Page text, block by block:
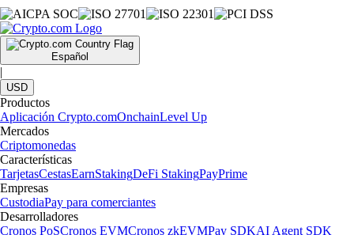
Español
|
USD
Productos
Aplicación Crypto.comOnchainLevel Up
Mercados
Criptomonedas
Características
TarjetasCestasEarnStakingDeFi StakingPayPrime
Empresas
CustodiaPay para comerciantes
Desarrolladores
Cronos PoSCronos EVMCronos zkEVMPay SDKAI Agent SDK